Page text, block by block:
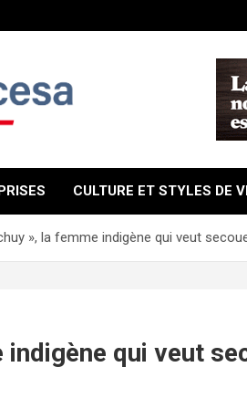
CULTURE ET STYLES DE
», la femme indigène qui veut
qui veut